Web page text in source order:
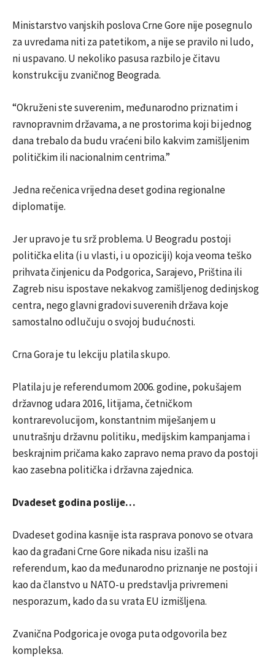
Ministarstvo vanjskih poslova Crne Gore nije posegnulo
za uvredama niti za patetikom, a nije se pravilo ni ludo,
ni uspavano. U nekoliko pasusa razbilo je čitavu
konstrukciju zvaničnog Beograda.
“Okruženi ste suverenim, međunarodno priznatim i
ravnopravnim državama, a ne prostorima koji bi jednog
dana trebalo da budu vraćeni bilo kakvim zamišljenim
političkim ili nacionalnim centrima.”
Jedna rečenica vrijedna deset godina regionalne
diplomatije.
Jer upravo je tu srž problema. U Beogradu postoji
politička elita (i u vlasti, i u opoziciji) koja veoma teško
prihvata činjenicu da Podgorica, Sarajevo, Priština ili
Zagreb nisu ispostave nekakvog zamišljenog dedinjskog
centra, nego glavni gradovi suverenih država koje
samostalno odlučuju o svojoj budućnosti.
Crna Gora je tu lekciju platila skupo.
Platila ju je referendumom 2006. godine, pokušajem
državnog udara 2016, litijama, četničkom
kontrarevolucijom, konstantnim miješanjem u
unutrašnju državnu politiku, medijskim kampanjama i
beskrajnim pričama kako zapravo nema pravo da postoji
kao zasebna politička i državna zajednica.
Dvadeset godina poslije…
Dvadeset godina kasnije ista rasprava ponovo se otvara
kao da građani Crne Gore nikada nisu izašli na
referendum, kao da međunarodno priznanje ne postoji i
kao da članstvo u NATO-u predstavlja privremeni
nesporazum, kado da su vrata EU izmišljena.
Zvanična Podgorica je ovoga puta odgovorila bez
kompleksa.